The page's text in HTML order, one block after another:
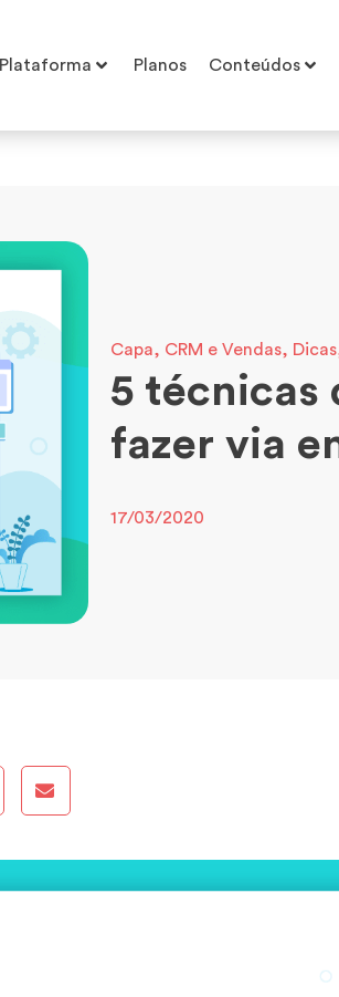
Plataforma Planos Conteúdos
Capa, CRM e Vendas, Dicas
5 técnicas
fazer via
17/03/2020